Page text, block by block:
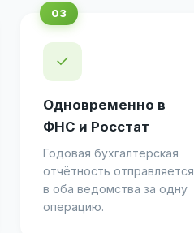
✓
Одновременно в
ФНС и Росстат
Годовая бухгалтерская
отчётность отправляется
в оба ведомства за одну
операцию.